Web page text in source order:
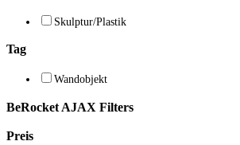
Skulptur/Plastik
Tag
Wandobjekt
BeRocket AJAX Filters
Preis